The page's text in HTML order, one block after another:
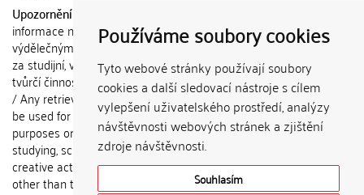
Používáme soubory cookies
Tyto webové stránky používají soubory
cookies a další sledovací nástroje s cílem
vylepšení uživatelského prostředí, analýzy
návštěvnosti webových stránek a zjištění
zdroje návštěvnosti.
Souhlasím
Upozornění / Notice:
informace nemohou být použity k
výdělečným účelům nebo vydávány
za studijní, vědeckou nebo jinou
tvůrčí činnost jiné osoby než autora.
/ Any retrieved information shall not
be used for any commercial
purposes or claimed as results of
studying, scientific or any other
creative activities of any person
other than the author.